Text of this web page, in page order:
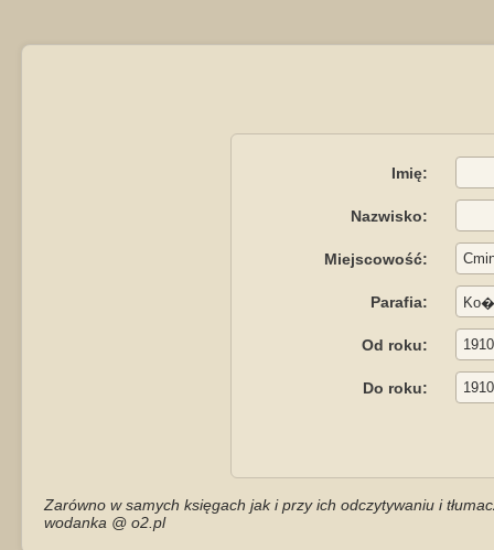
Imię:
Nazwisko:
Miejscowość:
Parafia:
Od roku:
Do roku:
Zarówno w samych księgach jak i przy ich odczytywaniu i
wodanka @ o2.pl